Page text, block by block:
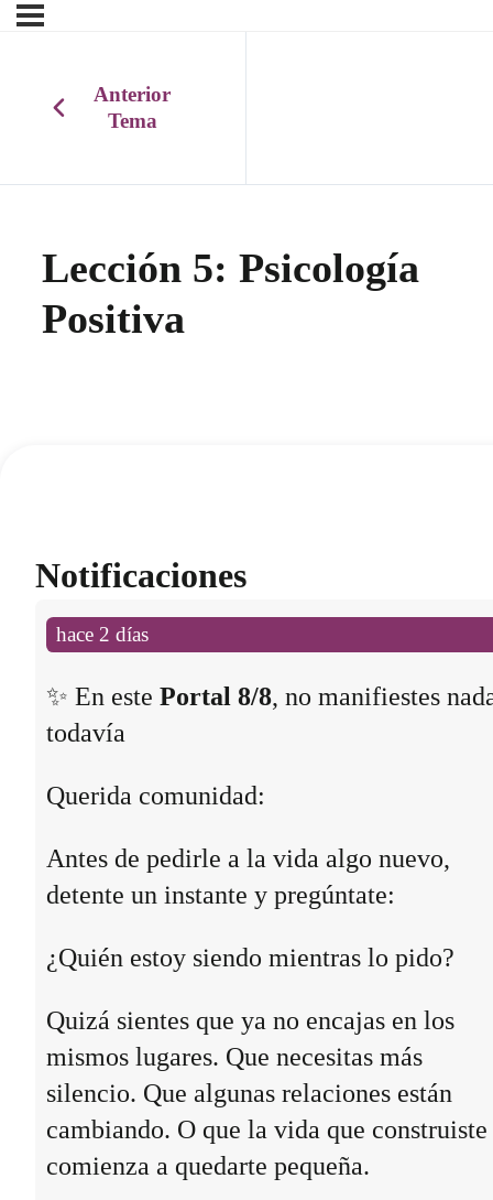
Anterior
Tema
Lección 5: Psicología
Positiva
Notificaciones
hace 2 días
✨ En este Portal 8/8, no manifiestes
todavía
Querida comunidad:
Antes de pedirle a la vida algo nuevo,
detente un instante y pregúntate:
¿Quién estoy siendo mientras lo pido?
Quizá sientes que ya no encajas en los
mismos lugares. Que necesitas más
silencio. Que algunas relaciones están
cambiando. O que la vida que construiste
comienza a quedarte pequeña.